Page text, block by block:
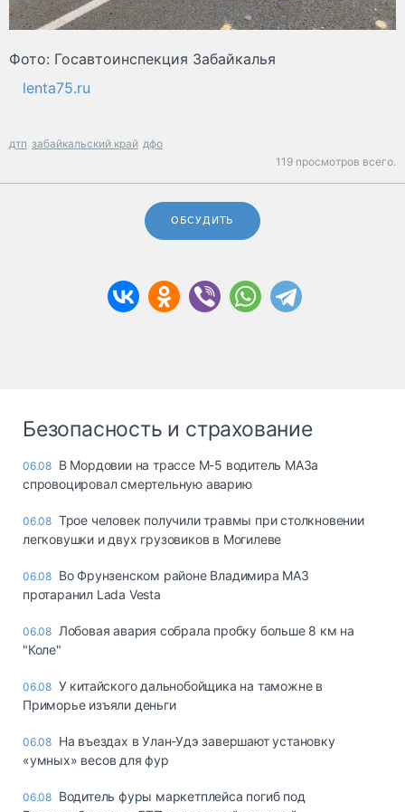
Фото: Госавтоинспекция Забайкалья
lenta75.ru
дтп забайкальский край дфо
119 просмотров всего.
ОБСУДИТЬ
Безопасность и страхование
06.08 В Мордовии на трассе М-5 водитель МАЗа
спровоцировал смертельную аварию
06.08 Трое человек получили травмы при столкновении
легковушки и двух грузовиков в Могилеве
06.08 Во Фрунзенском районе Владимира МАЗ
протаранил Lada Vesta
06.08 Лобовая авария собрала пробку больше 8 км на
"Коле"
06.08 У китайского дальнобойщика на таможне в
Приморье изъяли деньги
06.08 Ha въeздax в Улaн-Удэ зaвepшaют ycтaнoвкy
«yмныx» вecoв для фyp
06.08 Водитель фуры маркетплейса погиб под